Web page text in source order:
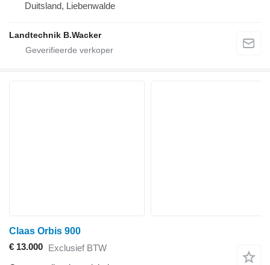
Duitsland, Liebenwalde
Landtechnik B.Wacker
Claas Orbis 900
€ 13.000 Exclusief BTW